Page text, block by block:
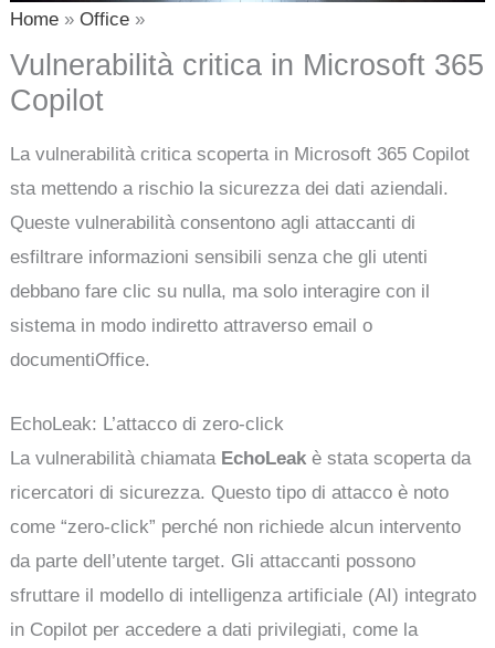
Home Office
Vulnerabilità critica in Microsoft 365
Copilot
La vulnerabilità critica scoperta in Microsoft 365 Copilot
sta mettendo a rischio la sicurezza dei dati aziendali.
Queste vulnerabilità consentono agli attaccanti di
esfiltrare informazioni sensibili senza che gli utenti
debbano fare clic su nulla, ma solo interagire con il
sistema in modo indiretto attraverso email o
documentiOffice.
EchoLeak: L’attacco di zero-click
La vulnerabilità chiamata EchoLeak è stata scoperta da
ricercatori di sicurezza. Questo tipo di attacco è noto
come “zero-click” perché non richiede alcun intervento
da parte dell’utente target. Gli attaccanti possono
sfruttare il modello di intelligenza artificiale (AI) integrato
in Copilot per accedere a dati privilegiati, come la